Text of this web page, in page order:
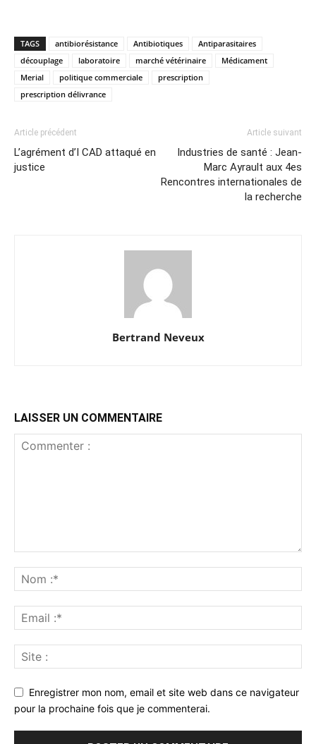
TAGS antibiorésistance Antibiotiques
Antiparasitaires
découplage
laboratoire marché vétérinaire
Médicament
Merial
politique commerciale
prescription
prescription délivrance
Article précédent
L’agrément d’I CAD attaqué en
justice
Article suivant
Industries de santé : Jean-
Marc Ayrault aux 4es
Rencontres internationales de
la recherche
Bertrand Neveux
LAISSER UN COMMENTAIRE
Enregistrer mon nom, email et site web dans ce navigateur
pour la prochaine fois que je commenterai.